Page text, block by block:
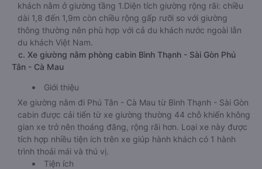
khách nằm ở giường tầng 1.Diện tích giường rộng rãi: chiều
dài 1,8 đến 1,9m còn chiều rộng gấp rưỡi so với giường
thông thường nên phù hợp với cả du khách nước ngoài lẫn
du khách Việt Nam.
c. Xe giường nằm phòng cabin Bình Thạnh - Sài Gòn Phú
Tân - Cà Mau
Giới thiệu
Xe giường nằm đi Phú Tân - Cà Mau từ Bình Thạnh - Sài Gòn
cabin được cải tiến từ xe giường thường 44 chỗ khiến không
gian xe trở nên thoáng đãng, rộng rãi hơn. Loại xe này được
tích hợp nhiều tiện ích trên xe giúp hành khách có 1 hành
trình thoải mái và thú vị.
Tiện ích